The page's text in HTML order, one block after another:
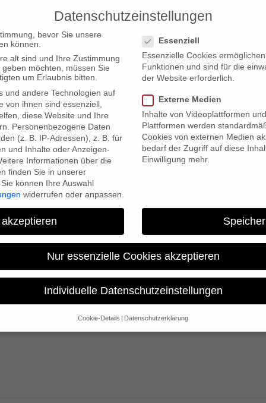
PRODUCTIONS
nominated for Grimme Online Award
LOVE Web page
Award
from Cologne: The web page of MAKE LOVE is nominated
online journalism. This year over 1300 recommendations were
Datenschutzeinstellungen
bevor Sie unsere
können.
alt sind und Ihre Zustimmung
möchten, müssen Sie
um Erlaubnis bitten.
und andere Technologien auf
von ihnen sind essenziell,
diese Website und Ihre
Personenbezogene Daten
(z. B. IP-Adressen), z. B. für
und Inhalte oder Anzeigen-
Informationen über die
finden Sie in unserer
Sie können Ihre Auswahl
widerrufen oder anpassen.
Essenziell
Essenzielle Cookies
Funktionen und sind für die
der Website erforderlich.
Externe Medien
Inhalte von Videoplattformen
Plattformen werden
Cookies von externen Medien
bedarf der Zugriff auf diese
Einwilligung mehr.
Nur essenzielle Cookies akzeptieren
Individuelle Datenschutzeinstellungen
Cookie-Details Datenschutzerklärung
Datenschutzeinstellungen